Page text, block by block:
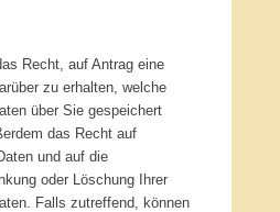
Recht, auf Antrag eine
zu erhalten, welche
über Sie gespeichert
das Recht auf
und auf die
oder Löschung Ihrer
Falls zutreffend, können